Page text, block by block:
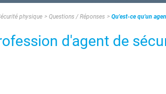
physique Questions / Réponses Qu'est-ce qu'un
d'agent de